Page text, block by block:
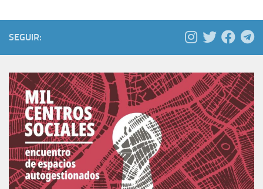
SEGUIR: